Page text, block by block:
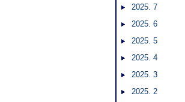
2025. 7
2025. 6
2025. 5
2025. 4
2025. 3
2025. 2